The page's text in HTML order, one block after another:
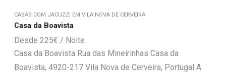
CASAS COM JACUZZI EM VILA NOVA DE CERVEIRA
Casa da Boavista
225€
Casa da Boavista Rua das Mineirinhas Casa da
Boavista, 4920-217 Vila Nova de Cerveira, Portugal A